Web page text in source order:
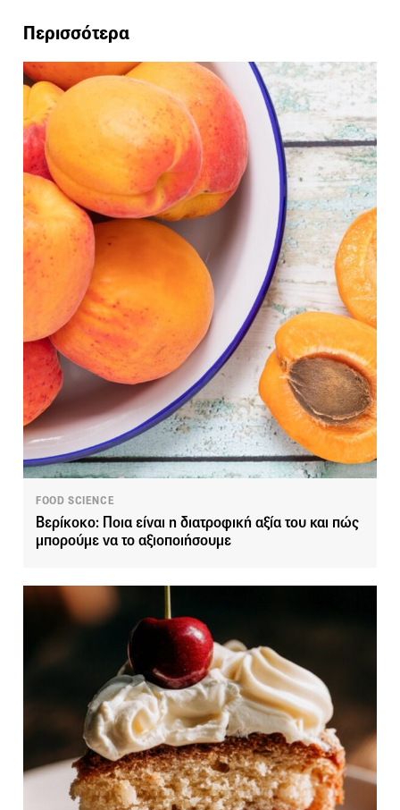
Περισσότερα
FOOD SCIENCE
Βερίκοκο: Ποια είναι η διατροφική αξία του και πώς
μπορούμε να το αξιοποιήσουμε